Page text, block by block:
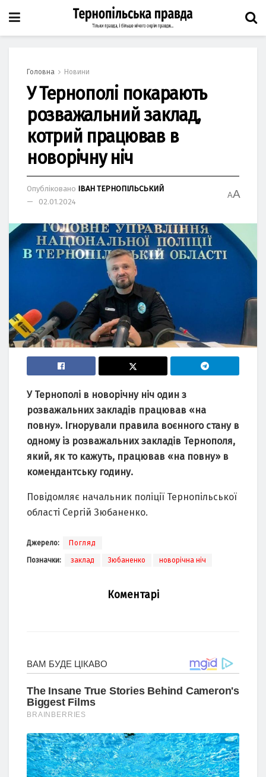
Головна Новини
У Тернополі покарають
розважальний заклад,
котрий працював в
новорічну ніч
Опубліковано ІВАН ТЕРНОПІЛЬСЬКИЙ
02.01.2024
AA
У Тернополі в новорічну ніч один з
розважальних закладів працював «на
повну». Ігнорували правила воєнного стану в
одному із розважальних закладів Тернополя,
який, як то кажуть, працював «на повну» в
комендантську годину.
Повідомляє начальник поліції Тернопільської
області Сергій Зюбаненко.
Джерело: Погляд
Позначки: заклад Зюбаненко новорічна ніч
Коментарі